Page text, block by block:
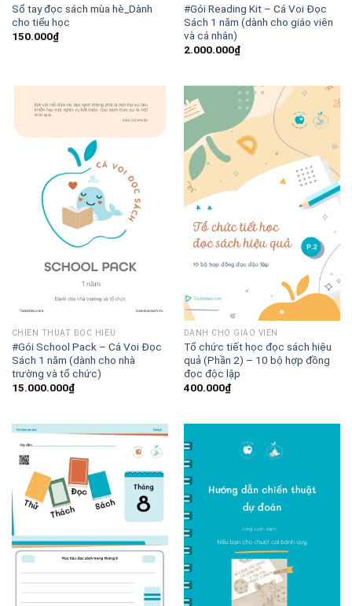
Sổ tay đọc sách mùa hè_Dành
cho tiểu học
150.000₫
#Gói Reading Kit – Cá Voi Đọc
Sách 1 năm (dành cho giáo viên
và cá nhân)
2.000.000₫
CHIẾN THUẬT ĐỌC HIỂU
#Gói School Pack – Cá Voi Đọc
Sách 1 năm (dành cho nhà
trường và tổ chức)
15.000.000₫
DÀNH CHO GIÁO VIÊN
Tổ chức tiết học đọc sách hiệu
quả (Phần 2) – 10 bộ hợp đồng
đọc độc lập
400.000₫